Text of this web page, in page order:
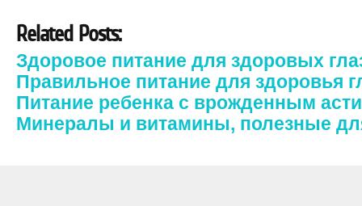
Related Posts:
Здоровое питание для здоровых
Правильное питание для здоровья
Питание ребенка с врожденным
Минералы и витамины, полезные